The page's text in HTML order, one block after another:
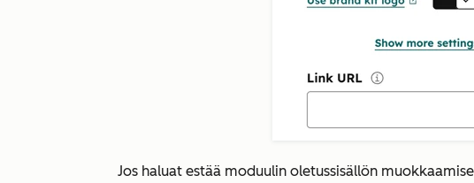
Jos haluat estää moduulin oletussisällön